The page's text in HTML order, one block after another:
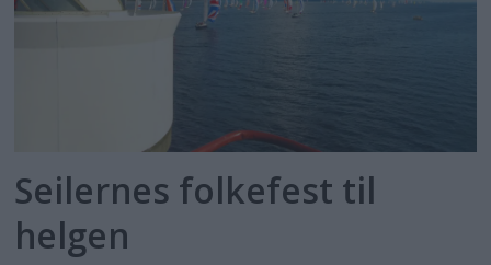
Seilernes folkefest til
helgen